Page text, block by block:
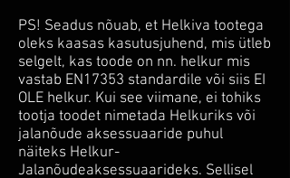
PS! Seadus nõuab, et Helkiva tootega
oleks kaasas kasutusjuhend, mis ütleb
selgelt, kas toode on nn. helkur mis
vastab EN17353 standardile või siis EI
OLE helkur. Kui see viimane, ei tohiks
tootja toodet nimetada Helkuriks või
jalanõude aksessuaaride puhul
näiteks Helkur-
Jalanõudeaksessuaarideks. Sellisel